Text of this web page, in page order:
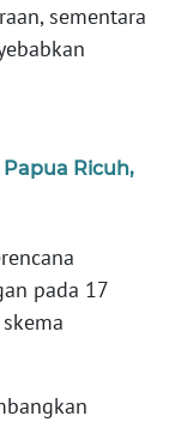
sementara
Ricuh,
pada 17